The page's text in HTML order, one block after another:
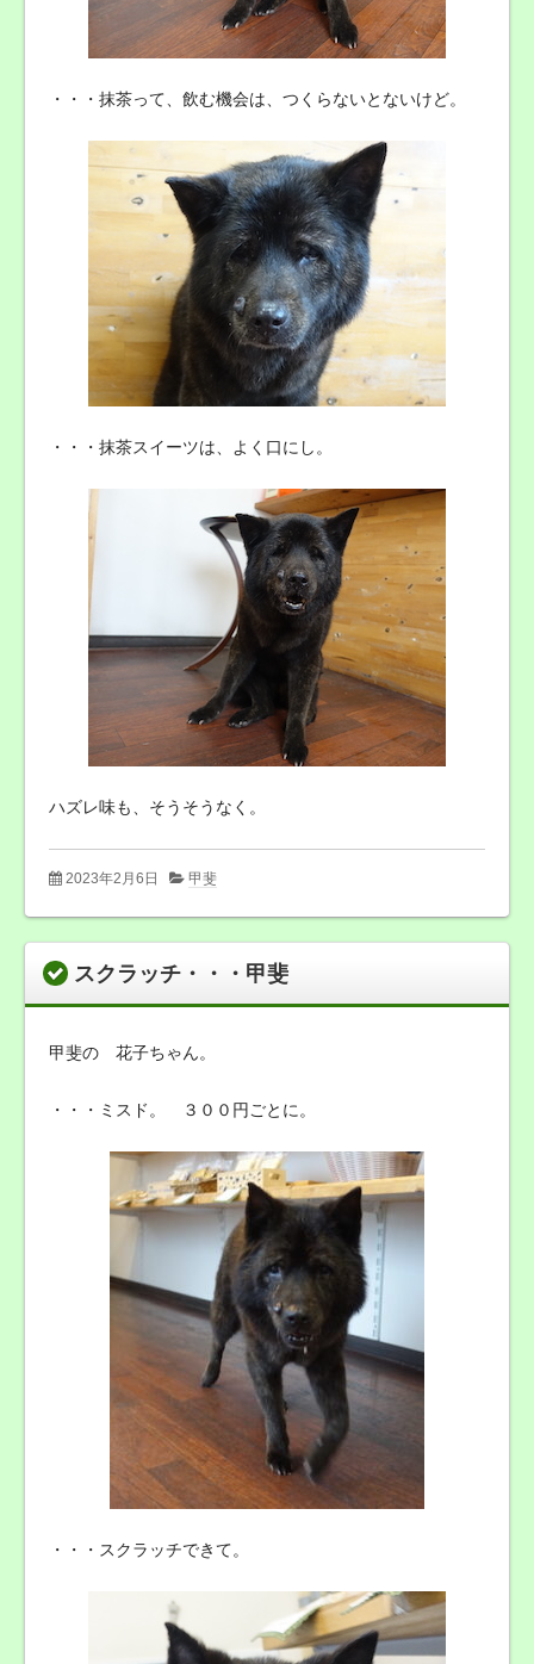
・・・抹茶って、飲む機会は、つくらないとないけど。
・・・抹茶スイーツは、よく口にし。
ハズレ味も、そうそうなく。
2023年2月6日 甲斐
スクラッチ・・・甲斐
甲斐の 花子ちゃん。
・・・ミスド。 ３００円ごとに。
・・・スクラッチできて。